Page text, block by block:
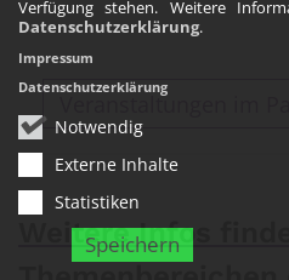
Verfügung stehen. Weitere
Datenschutzerklärung.
Notwendig
Externe Inhalte
Statistiken
Speichern
Impressum
Datenschutzerklärung
Veranstaltungen im
Weitere Infos